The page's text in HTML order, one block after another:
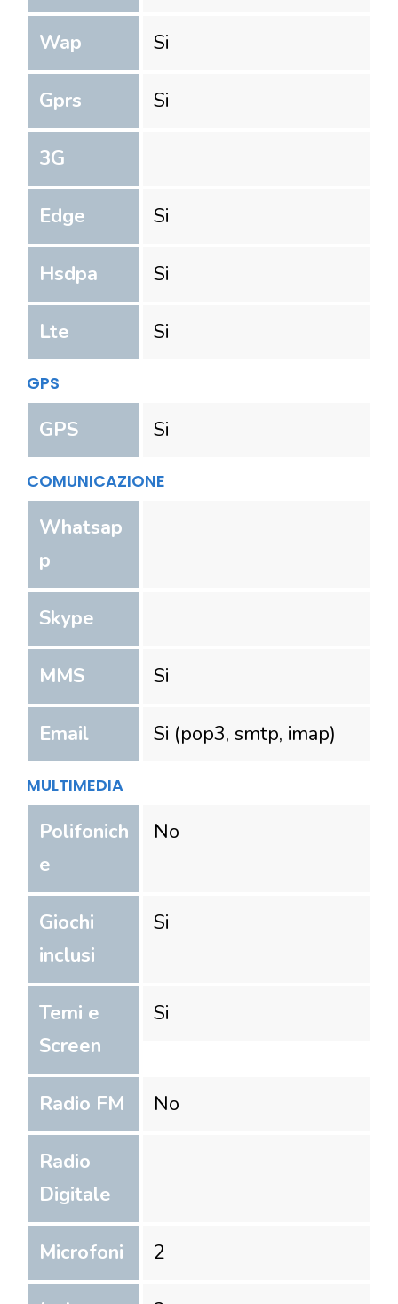
Wap Si
Gprs Si
3G
Edge Si
Hsdpa Si
Lte Si
GPS
GPS Si
COMUNICAZIONE
Whatsap
p
Skype
MMS Si
Email Si (pop3, smtp, imap)
MULTIMEDIA
Polifonich
e
No
Giochi
inclusi
Si
Temi e
Screen
Si
Radio FM No
Radio
Digitale
Microfoni 2